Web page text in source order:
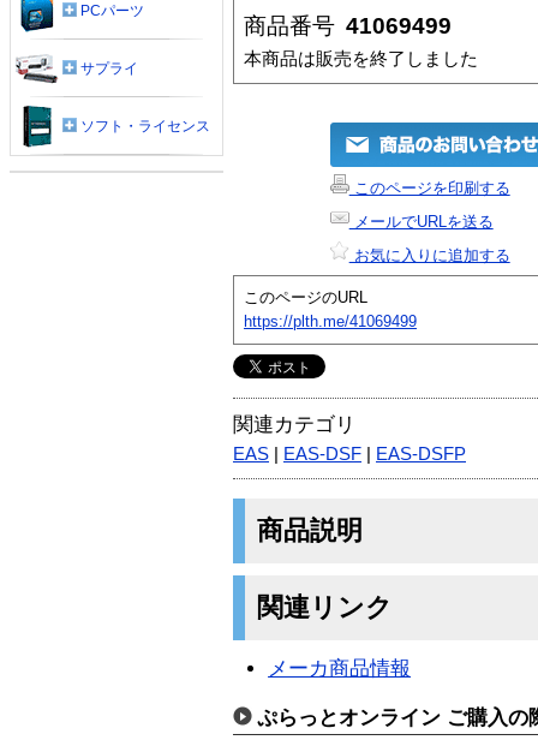
商品番号 41069499
本商品は販売を終了しました
このページを印刷する
メールでURLを送る
お気に入りに追加する
このページのURL
https://plth.me/41069499
関連カテゴリ
EAS EAS-DSF EAS-DSFP
商品説明
関連リンク
メーカ商品情報
ぷらっとオンライン ご購入の
PCパーツ
サプライ
ソフト・ライセンス